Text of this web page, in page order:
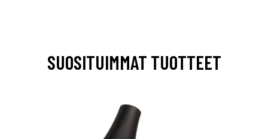
SUOSITUIMMAT TUOTTEET